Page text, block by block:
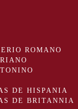
ROMANO
DE HISPANIA
DE BRITANNIA